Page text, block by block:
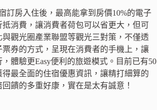
訂房入住後，最高能拿到房價10%的電子
消費，讓消費者荷包可以省更大，但可
觀光圈產業聯盟等觀光三對策，不僅透
券的方式，呈現在消費者的手機上，讓
體驗更Easy便利的旅遊模式。目前已有50
最全面的住宿優惠資訊，讓精打細算的
饋的多重好康，實在是太有誠意！